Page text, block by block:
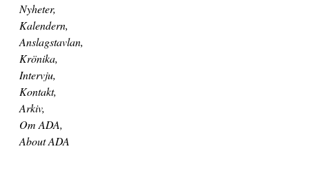
Nyheter
Kalendern
Anslagstavlan
Krönika
Intervju
Kontakt
Arkiv
Om ADA
About ADA